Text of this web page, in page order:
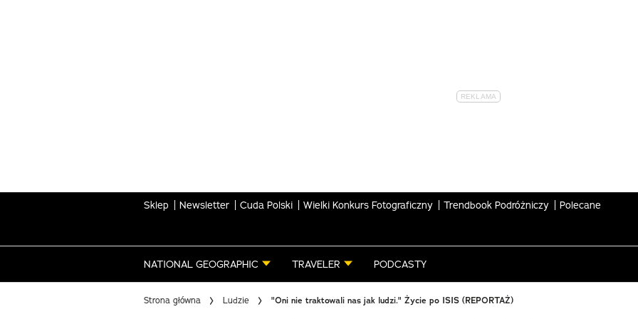
Sklep Newsletter Cuda Polski Wielki Konkurs Fotograficzny Trendbook Podróżniczy Polecane
NATIONAL GEOGRAPHIC TRAVELER PODCASTY
Strona główna Ludzie "Oni nie traktowali nas jak ludzi." Życie po ISIS (REPORTAŻ)